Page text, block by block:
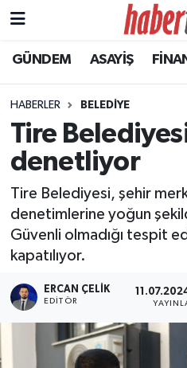
GÜNDEM ASAYİŞ
HABERLER BELEDİYE
Tire
denetliyor
Tire Belediyesi, şehir
denetimlerine yoğun
Güvenli olmadığı tespit
kapatılıyor.
ERCAN ÇELIK
EDITÖR
Tire Nöbetçi
Tire Hava Durumu
Tire Trafik Yoğunluk
Tüm Manşetler
Son Dakika Haberleri
Haber Arşivi